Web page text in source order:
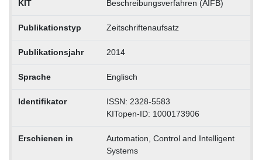
KIT
Beschreibungsverfahren (AIFB)
Publikationstyp Zeitschriftenaufsatz
Publikationsjahr 2014
Sprache Englisch
Identifikator
ISSN: 2328-5583
KITopen-ID: 1000173906
Erschienen in
Automation, Control and Intelligent
Systems